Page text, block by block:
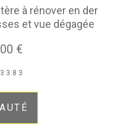
à rénover en der
et vue dégagée
€